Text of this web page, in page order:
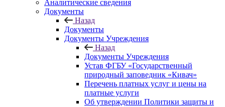
Аналитические сведения
Документы
Назад
Документы
Документы Учреждения
Назад
Документы Учреждения
Устав ФГБУ «Государственный
природный заповедник «Кивач»
Перечень платных услуг и цены на
платные услуги
Об утверждении Политики защиты и